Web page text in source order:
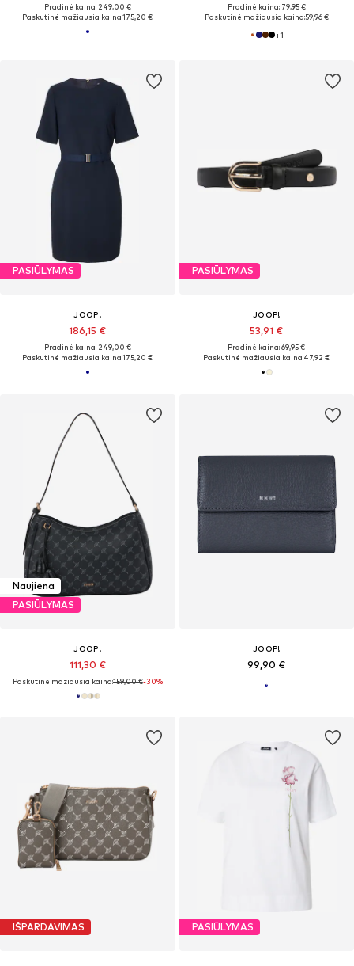
Pradinė kaina: 249,00 €
Paskutinė mažiausia kaina:175,20 €
Pradinė kaina: 79,95 €
Paskutinė mažiausia kaina:59,96 €
+1
PASIŪLYMAS
JOOP!
186,15 €
Pradinė kaina: 249,00 €
Paskutinė mažiausia kaina:175,20 €
PASIŪLYMAS
JOOP!
53,91 €
Pradinė kaina: 69,95 €
Paskutinė mažiausia kaina:47,92 €
Naujiena
PASIŪLYMAS
JOOP!
111,30 €
Paskutinė mažiausia kaina:159,00 €-30%
JOOP!
99,90 €
IŠPARDAVIMAS PASIŪLYMAS